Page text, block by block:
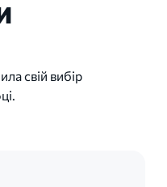
свій вибір